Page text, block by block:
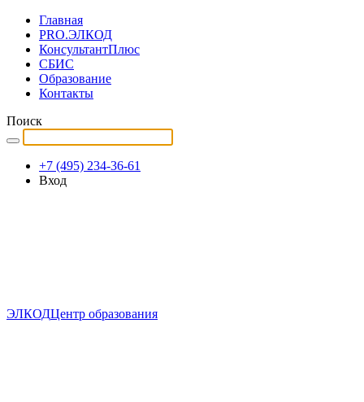
Главная
PRO.ЭЛКОД
КонсультантПлюс
СБИС
Образование
Контакты
Поиск
+7 (495) 234-36-61
Вход
ЭЛКОДЦентр образования